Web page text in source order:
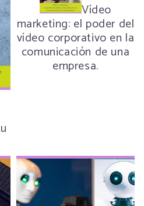
Vídeo
marketing: el poder del
vídeo corporativo en la
comunicación de una
empresa.